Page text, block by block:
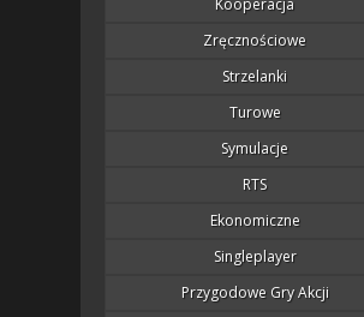
Kooperacja
Zręcznościowe
Strzelanki
Turowe
Symulacje
RTS
Ekonomiczne
Singleplayer
Przygodowe Gry Akcji